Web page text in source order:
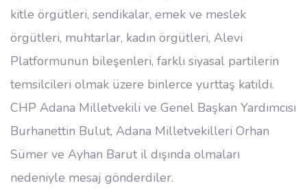
kitle örgütleri, sendikalar, emek ve meslek
örgütleri, muhtarlar, kadın örgütleri, Alevi
Platformunun bileşenleri, farklı siyasal partilerin
temsilcileri olmak üzere binlerce yurttaş katıldı.
CHP Adana Milletvekili ve Genel Başkan Yardımcısı
Burhanettin Bulut, Adana Milletvekilleri Orhan
Sümer ve Ayhan Barut il dışında olmaları
nedeniyle mesaj gönderdiler.